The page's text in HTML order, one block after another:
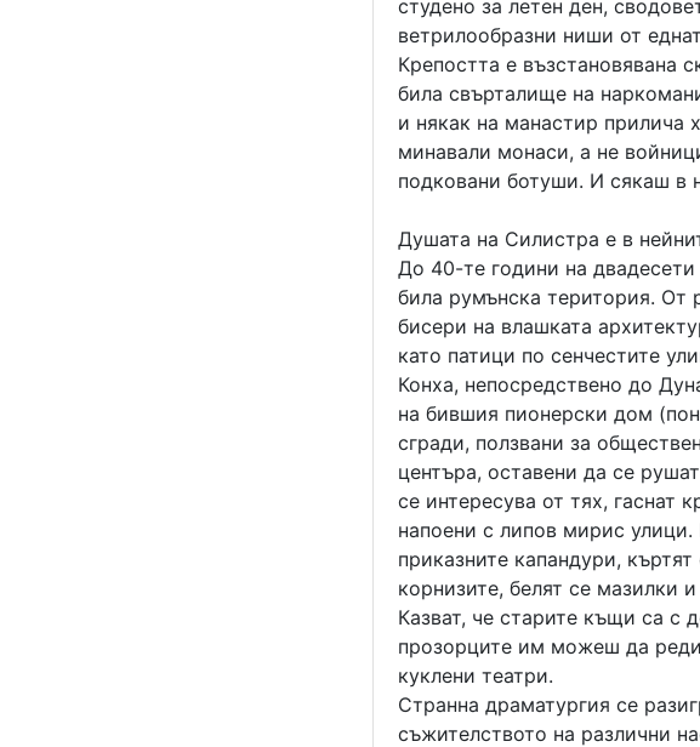
студено за летен ден,
ветрилообразни ниши от
Крепостта е възстановявана
била свърталище на
и някак на манастир прилича
минавали монаси, а не
подковани ботуши. И сякаш в
Душата на Силистра е в
До 40-те години на
била румънска територия. От
бисери на влашката
като патици по сенчестите
Конха, непосредствено до
на бившия пионерски дом
сгради, ползвани за
центъра, оставени да се
се интересува от тях, гаснат
напоени с липов мирис
приказните капандури,
корнизите, белят се мазилки
Казват, че старите къщи са с
прозорците им можеш да
куклени театри.
Странна драматургия се
съжителството на различни